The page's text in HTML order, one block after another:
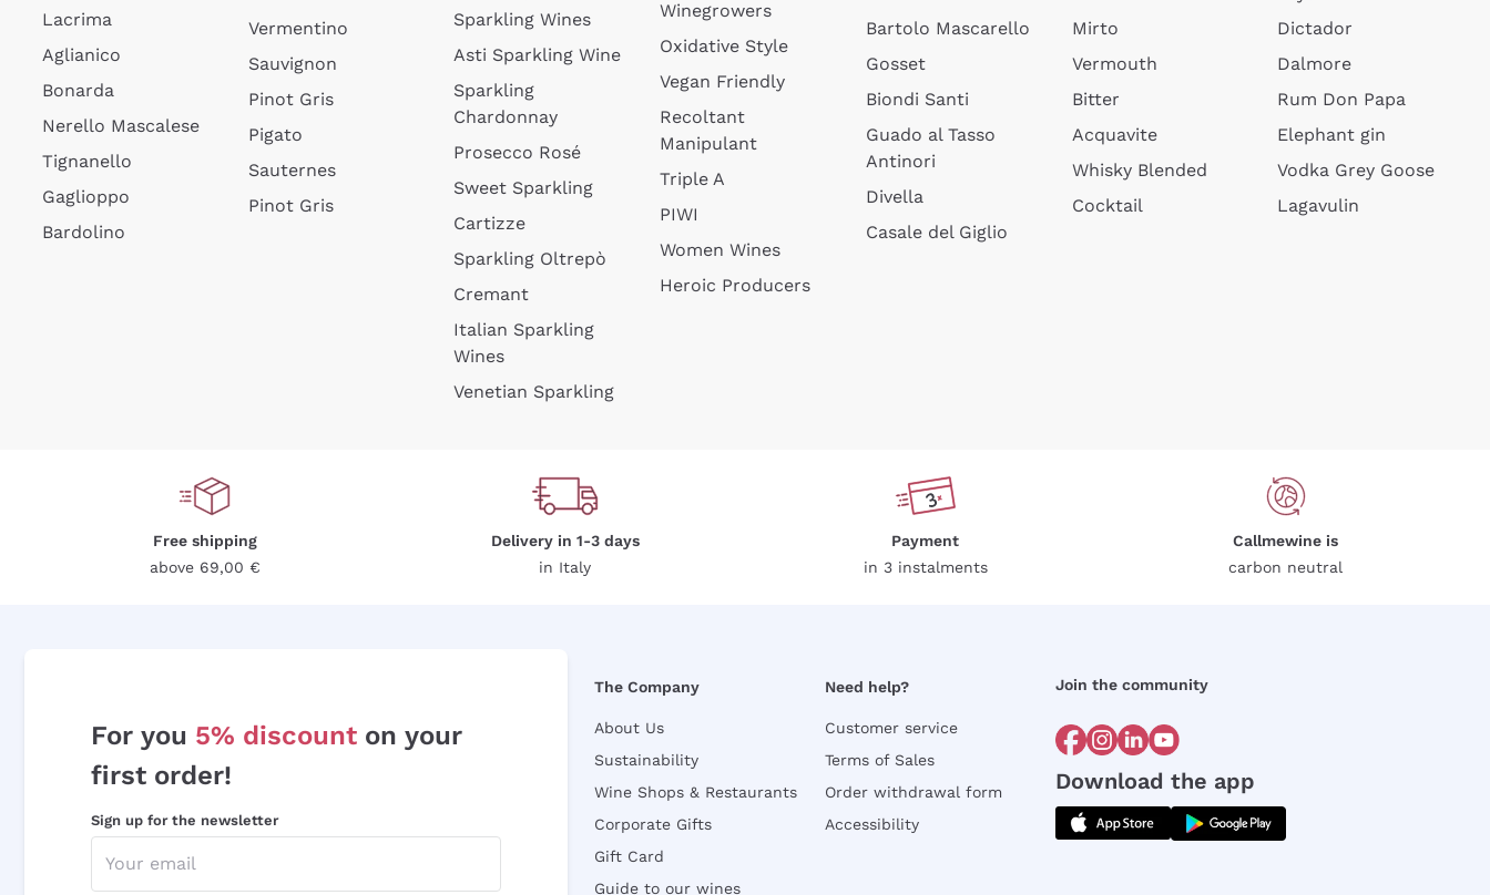
Lacrima
Aglianico
Bonarda
Nerello Mascalese
Tignanello
Gaglioppo
Bardolino
Vermentino
Sauvignon
Pinot Gris
Pigato
Sauternes
Pinot Gris
Sparkling Wines
Asti Sparkling Wine
Sparkling
Chardonnay
Prosecco Rosé
Sweet Sparkling
Cartizze
Sparkling Oltrepò
Cremant
Italian Sparkling
Wines
Venetian Sparkling
Winegrowers
Oxidative Style
Vegan Friendly
Recoltant
Manipulant
Triple A
PIWI
Women Wines
Heroic Producers
Bartolo Mascarello
Gosset
Biondi Santi
Guado al Tasso
Antinori
Divella
Casale del Giglio
Mirto
Vermouth
Bitter
Acquavite
Whisky Blended
Cocktail
Dictador
Dalmore
Rum Don Papa
Elephant gin
Vodka Grey Goose
Lagavulin
Free shipping
above 69,00 €
Delivery in 1-3 days
in Italy
Payment
in 3 instalments
Callmewine is
carbon neutral
For you 5% discount on your
first order!
Sign up for the newsletter
The Company
About Us
Sustainability
Wine Shops & Restaurants
Corporate Gifts
Gift Card
Guide to our wines
Need help?
Customer service
Terms of Sales
Order withdrawal form
Accessibility
Join the community
Download the app